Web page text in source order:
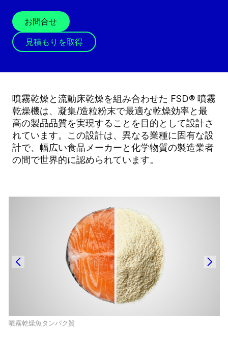
お問合せ
見積もりを取得
噴霧乾燥と流動床乾燥を組み合わせた FSD® 噴霧
乾燥機は、凝集/造粒粉末で最適な乾燥効率と最
高の製品品質を実現することを目的として設計さ
れています。この設計は、異なる業種に固有な設
計で、幅広い食品メーカーと化学物質の製造業者
の間で世界的に認められています。
噴霧乾燥魚タンパク質